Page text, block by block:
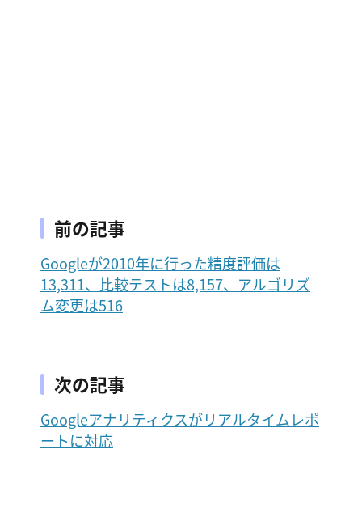
前の記事
Googleが2010年に行った精度評価は
13,311、比較テストは8,157、アルゴリズ
ム変更は516
次の記事
Googleアナリティクスがリアルタイムレポ
ートに対応